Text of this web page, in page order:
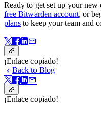
Ready to get set up your
free Bitwarden account, or
plans to keep your team and
¡Enlace copiado!
Back to Blog
¡Enlace copiado!